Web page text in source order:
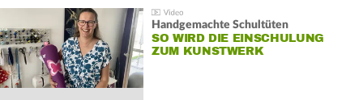
Handgemachte Schultüten
SO WIRD DIE EINSCHULUNG
ZUM KUNSTWERK